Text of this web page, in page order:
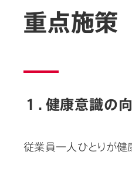
重点施策
１．健康意識の
従業員一人ひとりが健